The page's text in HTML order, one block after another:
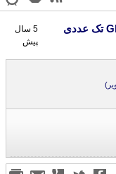
کرم پودر دائم دکتر دراوینگ مدل Glow BB تک عددی
5 سال
پیش